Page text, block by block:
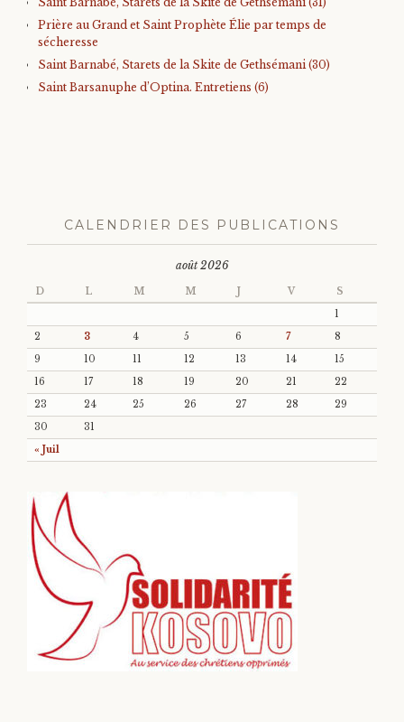
Prière au Grand et Saint Prophète Élie par temps de
sécheresse
Saint Barnabé, Starets de la Skite de Gethsémani (30)
Saint Barsanuphe d’Optina. Entretiens (6)
CALENDRIER DES PUBLICATIONS
août 2026
D L M M V S
« Juil
1
2
3 4 5 6 7
8
9
10 11 12 13 14
15
16
17 18 19 20 21
22
23
24 25 26 27 28
29
30
31